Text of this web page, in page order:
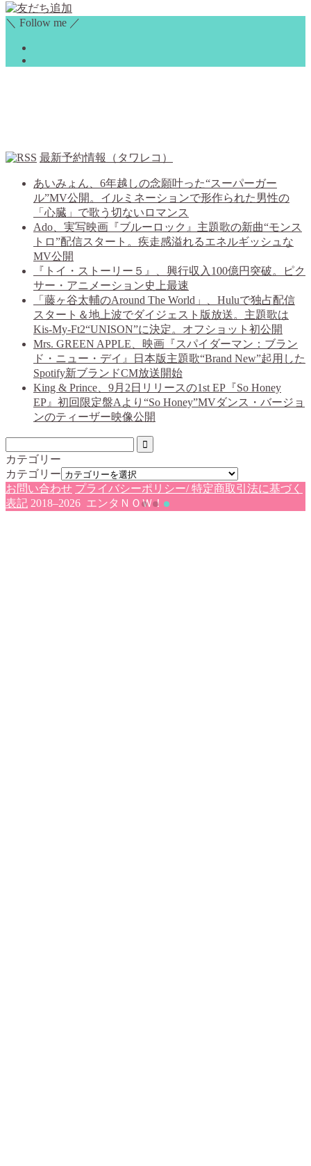
＼ Follow me ／
最新予約情報（タワレコ）
あいみょん、6年越しの念願叶った“スーパーガー
ル”MV公開。イルミネーションで形作られた男性の
「心臓」で歌う切ないロマンス
Ado、実写映画『ブルーロック』主題歌の新曲“モンス
トロ”配信スタート。疾走感溢れるエネルギッシュな
MV公開
『トイ・ストーリー５』、興行収入100億円突破。ピク
サー・アニメーション史上最速
「藤ヶ谷太輔のAround The World」、Huluで独占配信
スタート＆地上波でダイジェスト版放送。主題歌は
Kis-My-Ft2“UNISON”に決定。オフショット初公開
Mrs. GREEN APPLE、映画『スパイダーマン：ブラン
ド・ニュー・デイ』日本版主題歌“Brand New”起用した
Spotify新ブランドCM放送開始
King & Prince、9月2日リリースの1st EP『So Honey
EP』初回限定盤Aより“So Honey”MVダンス・バージョ
ンのティーザー映像公開
カテゴリー
カテゴリー
お問い合わせ プライバシーポリシー/ 特定商取引法に基づく
表記 2018–2026 エンタＮＯＷ！